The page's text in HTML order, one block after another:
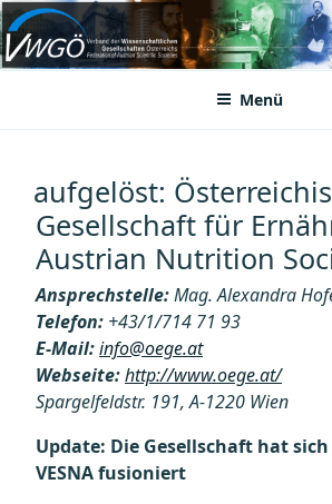
Zum
Inhalt
springenVWGÖ
Federation of Austrian Scientific Societies
Menü
aufgelöst:
Gesellschaft für
Austrian Nutrition
Ansprechstelle:Mag. Alexandra
Telefon: +43/1/714 71 93
E-Mail:info@oege.at
Webseite:http://www.oege.at/
Spargelfeldstr. 191, A-1220 Wien
Update: Die Gesellschaft hat
VESNA fusioniert